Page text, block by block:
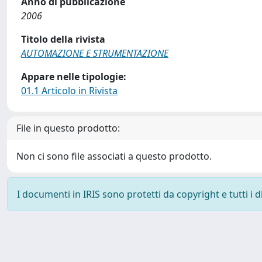
2006
Titolo della rivista
AUTOMAZIONE E STRUMENTAZIONE
Appare nelle tipologie:
01.1 Articolo in Rivista
File in questo prodotto:
Non ci sono file associati a questo prodotto.
I documenti in IRIS sono protetti da copyright e tutti i